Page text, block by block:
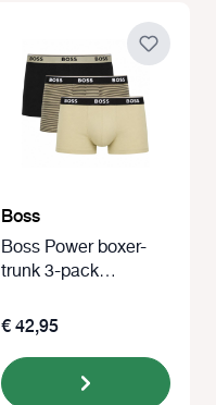
Boss
Boss Power boxer-
trunk 3-pack
€ 42,95